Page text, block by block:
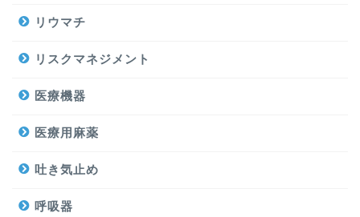
リウマチ
リスクマネジメント
医療機器
医療用麻薬
吐き気止め
呼吸器